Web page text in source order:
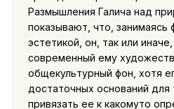
Размышления Галича над
показывают, что, занимаясь
эстетикой, он, так или
современный ему
общекультурный фон, хотя
достаточных оснований для
привязать ее к какомуто